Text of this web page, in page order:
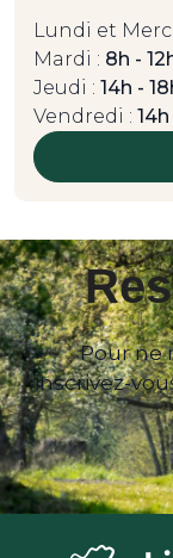
Lundi et
Mardi : 8h -
Jeudi : 14h -
Vendredi : 14h
Pour ne
inscrivez-